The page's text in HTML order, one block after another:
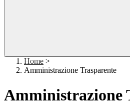
Home >
Amministrazione Trasparente
Amministrazione